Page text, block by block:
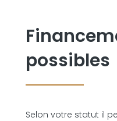
possibles
Selon votre statut il